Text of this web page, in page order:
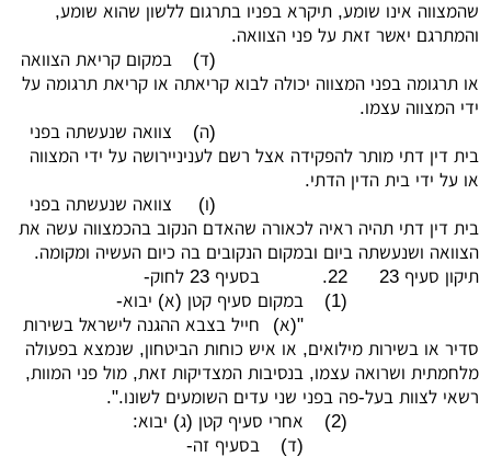
שהמצווה אינו שומע, תיקרא בפניו בתרגום ללשון שהוא שומע,
והמתרגם יאשר זאת על פני הצוואה.
(ד)
במקום קריאת הצוואה
או תרגומה בפני המצווה יכולה לבוא קריאתה או קריאת תרגומה על
ידי המצווה עצמו.
(ה)
צוואה שנעשתה בפני
בית דין דתי מותר להפקידה אצל רשם לעניניירושה על ידי המצווה
או על ידי בית הדין הדתי.
(ו)
צוואה שנעשתה בפני
בית דין דתי תהיה ראיה לכאורה שהאדם הנקוב בהכמצווה עשה את
הצוואה ושנעשתה ביום ובמקום הנקובים בה כיום העשיה ומקומה.
תיקון סעיף 23
22.
בסעיף 23 לחוק-
(1)
במקום סעיף קטן (א) יבוא-
"(א)
חייל בצבא ההגנה לישראל בשירות
סדיר או בשירות מילואים, או איש כוחות הביטחון, שנמצא בפעולה
מלחמתית ושרואה עצמו, בנסיבות המצדיקות זאת, מול פני המוות,
רשאי לצוות בעל-פה בפני שני עדים השומעים לשונו.".
(2)
אחרי סעיף קטן (ג) יבוא:
(ד)
בסעיף זה-